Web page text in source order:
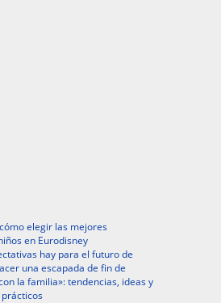
elegir las mejores
en Eurodisney
hay para el futuro de
una escapada de fin de
la familia»: tendencias, ideas y